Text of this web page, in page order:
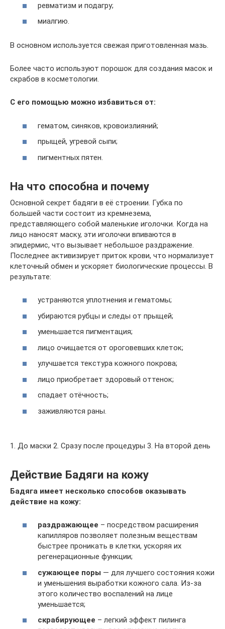
ревматизм и подагру;
миалгию.
В основном используется свежая приготовленная мазь.
Более часто используют порошок для создания масок и
скрабов в косметологии.
С его помощью можно избавиться от:
гематом, синяков, кровоизлияний;
прыщей, угревой сыпи;
пигментных пятен.
На что способна и почему
Основной секрет бадяги в её строении. Губка по
большей части состоит из кремнезема,
представляющего собой маленькие иголочки. Когда на
лицо наносят маску, эти иголочки впиваются в
эпидермис, что вызывает небольшое раздражение.
Последнее активизирует приток крови, что нормализует
клеточный обмен и ускоряет биологические процессы. В
результате:
устраняются уплотнения и гематомы;
убираются рубцы и следы от прыщей;
уменьшается пигментация;
лицо очищается от ороговевших клеток;
улучшается текстура кожного покрова;
лицо приобретает здоровый оттенок;
спадает отёчность;
заживляются раны.
1. До маски 2. Сразу после процедуры 3. На второй день
Действие Бадяги на кожу
Бадяга имеет несколько способов оказывать
действие на кожу:
раздражающее – посредством расширения
капилляров позволяет полезным веществам
быстрее проникать в клетки, ускоряя их
регенерационные функции;
сужающее поры — для лучшего состояния кожи
и уменьшения выработки кожного сала. Из-за
этого количество воспалений на лице
уменьшается;
скрабирующее – легкий эффект пилинга